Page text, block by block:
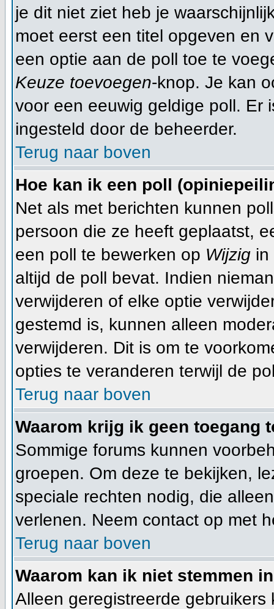
je dit niet ziet heb je
moet eerst een titel opgeven en
een optie aan de poll toe te
Keuze toevoegen-knop. Je kan
voor een eeuwig geldige poll. Er
ingesteld door de beheerder.
Terug naar boven
Hoe kan ik een poll
Net als met berichten kunnen
persoon die ze heeft geplaatst,
een poll te bewerken op Wijzig in
altijd de poll bevat. Indien
verwijderen of elke optie
gestemd is, kunnen alleen
verwijderen. Dit is om te
opties te veranderen terwijl de
Terug naar boven
Waarom krijg ik geen toegang
Sommige forums kunnen
groepen. Om deze te bekijken,
speciale rechten nodig, die
verlenen. Neem contact op met
Terug naar boven
Waarom kan ik niet stemmen
Alleen geregistreerde